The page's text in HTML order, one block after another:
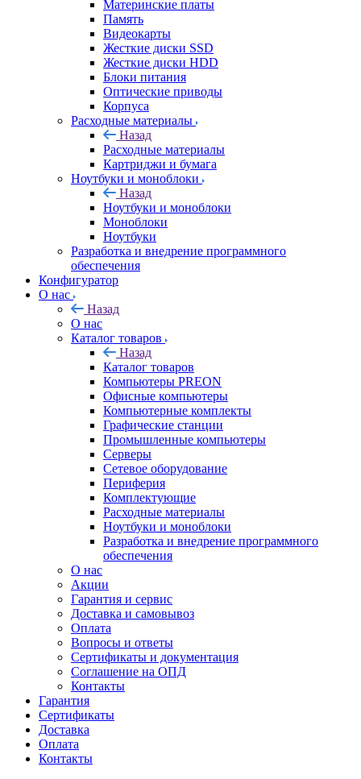
Материнские платы
Память
Видеокарты
Жесткие диски SSD
Жесткие диски HDD
Блоки питания
Оптические приводы
Корпуса
Расходные материалы
Назад
Расходные материалы
Картриджи и бумага
Ноутбуки и моноблоки
Назад
Ноутбуки и моноблоки
Моноблоки
Ноутбуки
Разработка и внедрение программного
обеспечения
Конфигуратор
О нас
Назад
О нас
Каталог товаров
Назад
Каталог товаров
Компьютеры PREON
Офисные компьютеры
Компьютерные комплекты
Графические станции
Промышленные компьютеры
Серверы
Сетевое оборудование
Периферия
Комплектующие
Расходные материалы
Ноутбуки и моноблоки
Разработка и внедрение программного
обеспечения
О нас
Акции
Гарантия и сервис
Доставка и самовывоз
Оплата
Вопросы и ответы
Сертификаты и документация
Соглашение на ОПД
Контакты
Гарантия
Сертификаты
Доставка
Оплата
Контакты